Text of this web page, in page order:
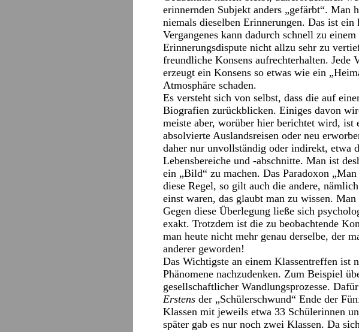
erinnernden Subjekt anders „gefärbt“. Man
niemals dieselben Erinnerungen. Das ist
Vergangenes kann dadurch schnell zu
Erinnerungsdispute nicht allzu sehr zu
freundliche Konsens aufrechterhalten. Jede
erzeugt ein Konsens so etwas wie ein
Atmosphäre schaden.
Es versteht sich von selbst, dass die auf
Biografien zurückblicken. Einiges davon
meiste aber, worüber hier berichtet wird,
absolvierte Auslandsreisen oder neu
daher nur unvollständig oder indirekt, etwa
Lebensbereiche und -abschnitte. Man ist
ein „Bild“ zu machen. Das Paradoxon „Man
diese Regel, so gilt auch die andere,
einst waren, das glaubt man zu wissen.
Gegen diese Überlegung ließe sich
exakt. Trotzdem ist die zu beobachtende
man heute nicht mehr genau derselbe, der
anderer geworden!
Das Wichtigste an einem Klassentreffen ist
Phänomene nachzudenken. Zum Beispiel
gesellschaftlicher Wandlungsprozesse.
Erstens der „Schülerschwund“ Ende der
Klassen mit jeweils etwa 33 Schülerinnen
später gab es nur noch zwei Klassen. Da